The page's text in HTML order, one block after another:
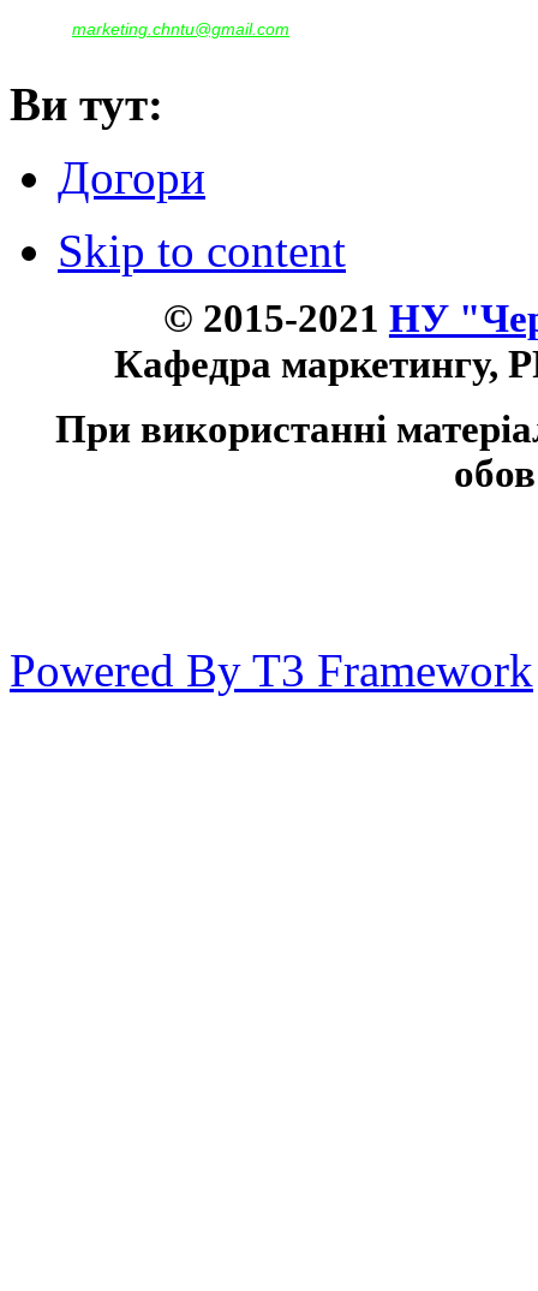
marketing.chntu@gmail.com
Ви тут:
Догори
Skip to content
© 2015-2021 НУ
Кафедра маркетингу,
При використанні
Powered By T3 Framework